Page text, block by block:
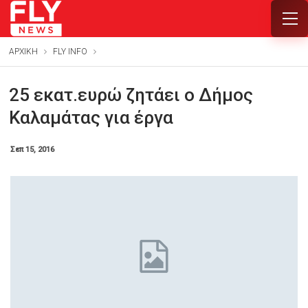
ΑΡΧΙΚΗ FLY INFO
25 εκατ.ευρώ ζητάει ο Δήμος
Καλαμάτας για έργα
Σεπ 15, 2016